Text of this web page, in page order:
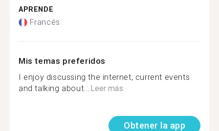
APRENDE
Francés
Mis temas preferidos
I enjoy discussing the internet, current events
and talking about...Leer más
Obtener la app